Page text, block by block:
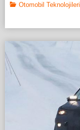
Otomobil Teknolojileri